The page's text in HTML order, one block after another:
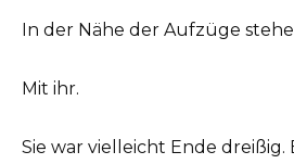
In der Nähe der Aufzüge
Mit ihr.
Sie war vielleicht Ende dreißig.